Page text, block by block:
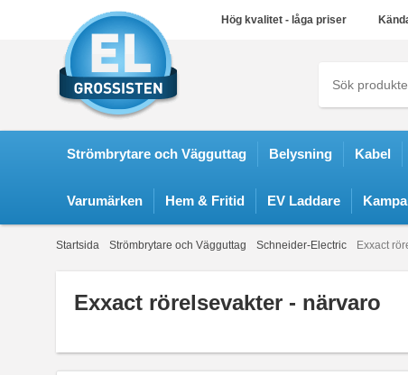
Hög kvalitet - låga priser
Strömbrytare och Vägguttag Belysning Kabel
Varumärken Hem & Fritid EV Laddare
Startsida Strömbrytare och Vägguttag Schneider-Electric Exxact
Exxact rörelsevakter - närvaro